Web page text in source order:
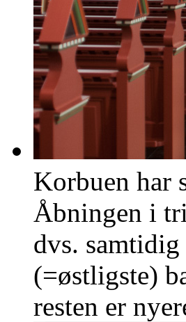
Korbuen har
Åbningen i
dvs.
(=østligste)
resten er